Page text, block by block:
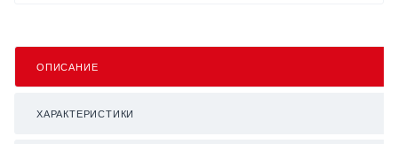
ОПИСАНИЕ
ХАРАКТЕРИСТИКИ